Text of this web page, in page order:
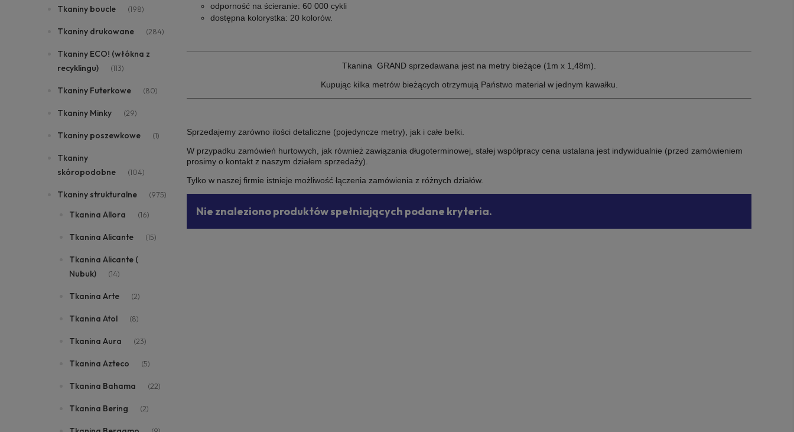
Tkaniny boucle (198)
Tkaniny drukowane (284)
Tkaniny ECO! (włókna z
recyklingu)
(113)
Tkaniny Futerkowe (80)
Tkaniny Minky (29)
Tkaniny poszewkowe (1)
Tkaniny
skóropodobne
(104)
Tkaniny strukturalne (975)
Tkanina Allora (16)
Tkanina Alicante (15)
Tkanina Alicante (
Nubuk)
(14)
Tkanina Arte (2)
Tkanina Atol (8)
Tkanina Aura (23)
Tkanina Azteco (5)
Tkanina Bahama (22)
Tkanina Bering (2)
odporność na ścieranie: 60 000 cykli
dostępna kolorystka: 20 kolorów.
Tkanina GRAND sprzedawana jest na metry bieżące (1m x 1,48m).
Kupując kilka metrów bieżących otrzymują Państwo materiał w jednym kawałku.
Sprzedajemy zarówno ilości detaliczne (pojedyncze metry), jak i całe belki.
W przypadku zamówień hurtowych, jak również zawiązania długoterminowej, stałej współpracy cena ustalana jest indywidualnie (przed zamówieniem
prosimy o kontakt z naszym działem sprzedaży).
Tylko w naszej firmie istnieje możliwość łączenia zamówienia z różnych działów.
Nie znaleziono produktów spełniających podane kryteria.